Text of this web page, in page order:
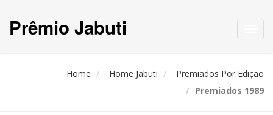
Prêmio Jabuti
Home Home Jabuti
Premiados Por Edição
Premiados 1989